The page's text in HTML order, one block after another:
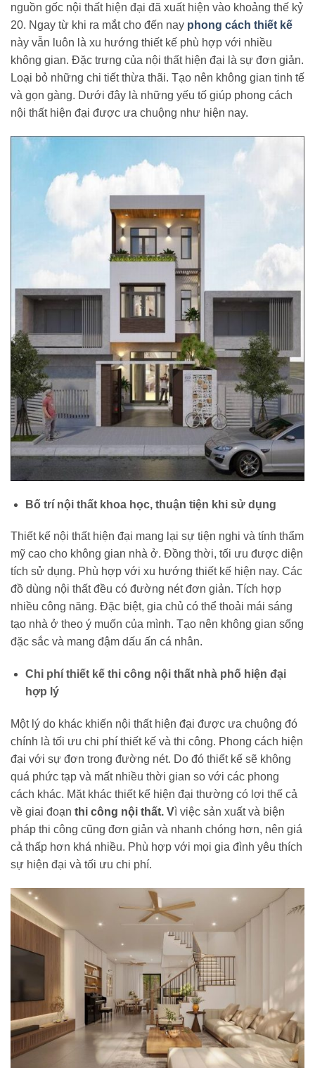
nguồn gốc nội thất hiện đại đã xuất hiện vào khoảng thế kỷ
20. Ngay từ khi ra mắt cho đến nay phong cách thiết kế
này vẫn luôn là xu hướng thiết kế phù hợp với nhiều
không gian. Đặc trưng của nội thất hiện đại là sự đơn giản.
Loại bỏ những chi tiết thừa thãi. Tạo nên không gian tinh tế
và gọn gàng. Dưới đây là những yếu tố giúp phong cách
nội thất hiện đại được ưa chuộng như hiện nay.
Bố trí nội thất khoa học, thuận tiện khi sử dụng
Thiết kế nội thất hiện đại mang lại sự tiện nghi và tính thẩm
mỹ cao cho không gian nhà ở. Đồng thời, tối ưu được diện
tích sử dụng. Phù hợp với xu hướng thiết kế hiện nay. Các
đồ dùng nội thất đều có đường nét đơn giản. Tích hợp
nhiều công năng. Đặc biệt, gia chủ có thể thoải mái sáng
tạo nhà ở theo ý muốn của mình. Tạo nên không gian sống
đặc sắc và mang đậm dấu ấn cá nhân.
Chi phí thiết kế thi công nội thất nhà phố hiện đại
hợp lý
Một lý do khác khiến nội thất hiện đại được ưa chuộng đó
chính là tối ưu chi phí thiết kế và thi công. Phong cách hiện
đại với sự đơn trong đường nét. Do đó thiết kế sẽ không
quá phức tạp và mất nhiều thời gian so với các phong
cách khác. Mặt khác thiết kế hiện đại thường có lợi thế cả
về giai đoạn thi công nội thất. Vì việc sản xuất và biện
pháp thi công cũng đơn giản và nhanh chóng hơn, nên giá
cả thấp hơn khá nhiều. Phù hợp với mọi gia đình yêu thích
sự hiện đại và tối ưu chi phí.